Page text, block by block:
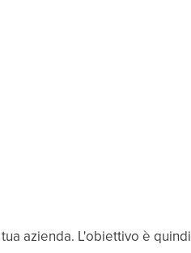
azienda. L'obiettivo è quindi